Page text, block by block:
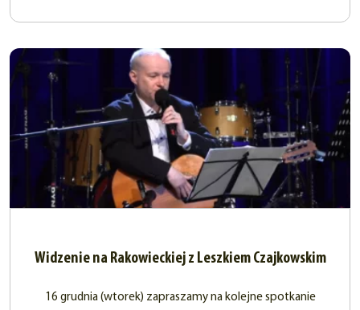
Widzenie na Rakowieckiej z Leszkiem Czajkowskim
16 grudnia (wtorek) zapraszamy na kolejne spotkanie